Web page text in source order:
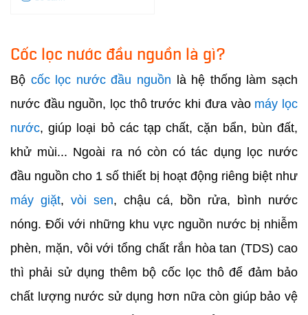
Cốc lọc nước đầu nguồn là gì?
Bộ cốc lọc nước đầu nguồn là hệ thống làm sạch
nước đầu nguồn, lọc thô trước khi đưa vào máy lọc
nước, giúp loại bỏ các tạp chất, cặn bẩn, bùn đất,
khử mùi... Ngoài ra nó còn có tác dụng lọc nước
đầu nguồn cho 1 số thiết bị hoạt động riêng biệt như
máy giặt, vòi sen, chậu cá, bồn rửa, bình nước
nóng. Đối với những khu vực nguồn nước bị nhiễm
phèn, mặn, vôi với tổng chất rắn hòa tan (TDS) cao
thì phải sử dụng thêm bộ cốc lọc thô để đảm bảo
chất lượng nước sử dụng hơn nữa còn giúp bảo vệ